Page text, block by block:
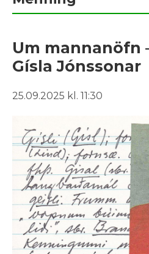
Um mannanöfn
Gísla Jónssonar
25.09.2025 kl. 11:30